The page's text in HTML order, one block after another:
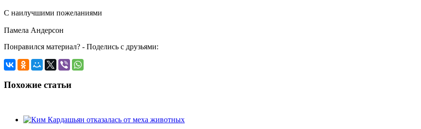
С наилучшими пожеланиями
Памела Андерсон
Понравился материал? - Поделись с друзьями:
Похожие статьи